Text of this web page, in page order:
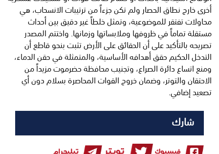
أخرى خارج نطاق الحصار ولم تكن جزءاً من ترتيبات الانسحاب، هي
محاولات تفتقر للموضوعية، وتمثل خلطاً غير دقيق بين أحداث
مستقلة تماماً في ظروفها وملابساتها وزمانها. ​واختتم المصدر
تصريحه بالتأكيد على أن الحقائق على الأرض تثبت بنحو قاطع أن
التدخل الحكيم حقق أهدافه الأساسية، والمتمثلة في حقن الدماء،
ومنع اتساع دائرة الصراع، وتجنيب محافظة حضرموت مزيداً من
الاحتقان والتوتر، وضمان خروج القوات المحاصرة بسلام دون أي
تصعيد إضافي.
شارك